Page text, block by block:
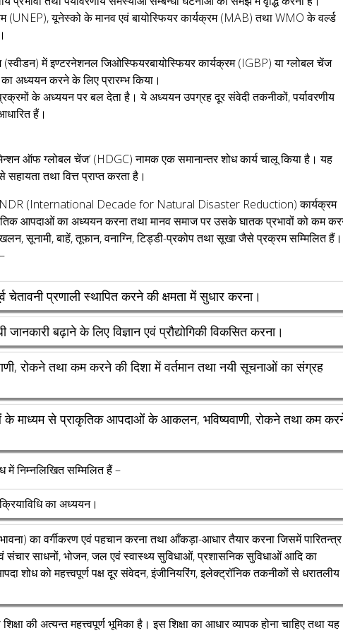
(UNEP), यूनेस्को के मानव एवं बायोस्फियर कार्यक्रम (MAB) तथा WMO के वर्ल्ड
में इण्टरनेशनल जिओस्फियरबायोस्फियर कार्यक्रम (IGBP) या ग्लोबल चेंज
का अध्ययन करने के लिए प्रारम्भ किया।
के अध्ययन पर बल देता है। ये अध्ययन उपग्रह दूर संवेदी तकनीकों, पर्यावरणीय
हैं।
ऑफ ग्लोबल चेंज’ (HDGC) नामक एक समानान्तर शोध कार्य चालू किया है। यह
तथा वित्त प्राप्त करता है।
(International Decade for Natural Disaster Reduction) कार्यक्रम
आपदाओं का अध्ययन करना तथा मानव समाज पर उसके घातक प्रभावों को कम
सूनामी, बाहें, तूफान, वनाग्नि, टिड्डी-प्रकोप तथा सूखा जैसे प्रक्रम सम्मिलित हैं।
प्रणाली स्थापित करने की क्षमता में सुधार करना।
बढ़ाने के लिए विज्ञान एवं प्रौद्योगिकी विकसित करना।
रोकने तथा कम करने की दिशा में वर्तमान तथा नयी सूचनाओं का संग्रह
के माध्यम से प्राकृतिक आपदाओं के आकलन, भविष्यवाणी, रोकने तथा कम
निम्नलिखित सम्मिलित हैं –
का अध्ययन।
का वर्गीकरण एवं पहचान करना तथा आँकड़ा-आधार तैयार करना जिसमें पारितन्त्र
संचार साधनों, भोजन, जल एवं स्वास्थ्य सुविधाओं, प्रशासनिक सुविधाओं आदि का
शोध को महत्त्वपूर्ण पक्ष दूर संवेदन, इंजीनियरिंग, इलेक्ट्रॉनिक तकनीकों से धरातलीय
की अत्यन्त महत्त्वपूर्ण भूमिका है। इस शिक्षा का आधार व्यापक होना चाहिए तथा यह